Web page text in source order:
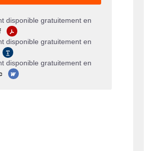
disponible gratuitement en
disponible gratuitement en
disponible gratuitement en